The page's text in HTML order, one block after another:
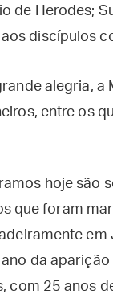
de Herodes;
discípulos
alegria,
entre os
hoje são
que foram
ano da
com 25 anos